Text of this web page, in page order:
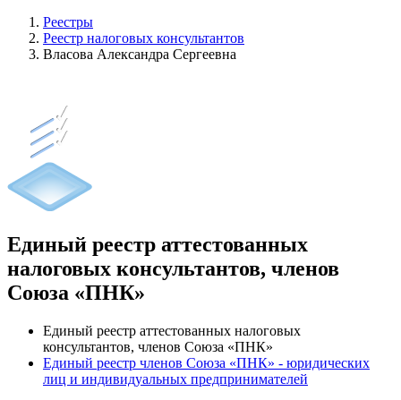
Реестры
Реестр налоговых консультантов
Власова Александра Сергеевна
Единый реестр аттестованных
налоговых консультантов, членов
Союза «ПНК»
Единый реестр аттестованных налоговых
консультантов, членов Союза «ПНК»
Единый реестр членов Союза «ПНК» - юридических
лиц и индивидуальных предпринимателей